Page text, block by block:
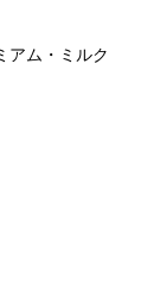
アム・ミルク